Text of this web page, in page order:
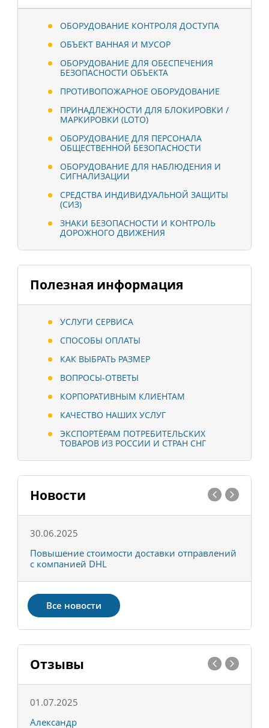
ОБОРУДОВАНИЕ КОНТРОЛЯ ДОСТУПА
ОБЪЕКТ ВАННАЯ И МУСОР
ОБОРУДОВАНИЕ ДЛЯ ОБЕСПЕЧЕНИЯ
БЕЗОПАСНОСТИ ОБЪЕКТА
ПРОТИВОПОЖАРНОЕ ОБОРУДОВАНИЕ
ПРИНАДЛЕЖНОСТИ ДЛЯ БЛОКИРОВКИ /
МАРКИРОВКИ (LOTO)
ОБОРУДОВАНИЕ ДЛЯ ПЕРСОНАЛА
ОБЩЕСТВЕННОЙ БЕЗОПАСНОСТИ
ОБОРУДОВАНИЕ ДЛЯ НАБЛЮДЕНИЯ И
СИГНАЛИЗАЦИИ
СРЕДСТВА ИНДИВИДУАЛЬНОЙ ЗАЩИТЫ
(СИЗ)
ЗНАКИ БЕЗОПАСНОСТИ И КОНТРОЛЬ
ДОРОЖНОГО ДВИЖЕНИЯ
Полезная информация
УСЛУГИ СЕРВИСА
СПОСОБЫ ОПЛАТЫ
КАК ВЫБРАТЬ РАЗМЕР
ВОПРОСЫ-ОТВЕТЫ
КОРПОРАТИВНЫМ КЛИЕНТАМ
КАЧЕСТВО НАШИХ УСЛУГ
ЭКСПОРТЁРАМ ПОТРЕБИТЕЛЬСКИХ
ТОВАРОВ ИЗ РОССИИ И СТРАН СНГ
Новости
30.06.2025
Повышение стоимости доставки отправлений
с компанией DHL
Все новости
Отзывы
01.07.2025
Александр